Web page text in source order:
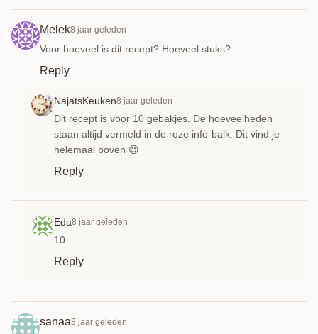
Melek8 jaar geleden
Voor hoeveel is dit recept? Hoeveel stuks?
Reply
NajatsKeuken8 jaar geleden
Dit recept is voor 10 gebakjes. De hoeveelheden
staan altijd vermeld in de roze info-balk. Dit vind je
helemaal boven 😉
Reply
Eda8 jaar geleden
10
Reply
sanaa8 jaar geleden